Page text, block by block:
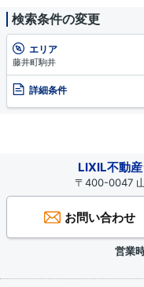
検索条件の変更
エリア
藤井町駒井
詳細条件
LIXIL不動
〒400-0047
お問い合わせ
営業